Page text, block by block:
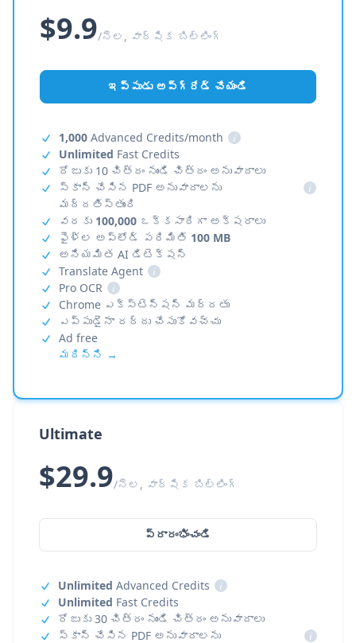
$9.9/నెల, వార్షిక బిల్లింగ్
ఇప్పుడు అప్‌గ్రేడ్ చేయండి
1,000 Advanced Credits/month
i
Unlimited Fast Credits
రోజుకు 10 చిత్రం నుండి చిత్రం అనువాదాలు
స్కాన్ చేసిన PDF అనువాదాలను
మద్దతిస్తుంది
i
వరకు 100,000 ఒక్కసారిగా అక్షరాలు
ఫైళ్ల అప్‌లోడ్ పరిమితి 100 MB
అనియమిత AI డిటెక్షన్
Translate Agent
i
Pro OCR
i
Chrome ఎక్స్‌టెన్షన్ మద్దతు
ఎప్పుడైనా రద్దు చేసుకోవచ్చు
Ad free
మరిన్ని →
Ultimate
$29.9/నెల, వార్షిక బిల్లింగ్
ప్రారంభించండి
Unlimited Advanced Credits
i
Unlimited Fast Credits
రోజుకు 30 చిత్రం నుండి చిత్రం అనువాదాలు
స్కాన్ చేసిన PDF అనువాదాలను
i